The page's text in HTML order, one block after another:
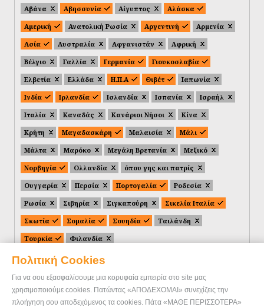
Πολιτική Cookies
Για να σου εξασφαλίσουμε μια κορυφαία εμπειρία στο site μας
χρησιμοποιούμε cookies. Πατώντας «ΑΠΟΔΕΧΟΜΑΙ» συνεχίζεις την
πλοήγηση σου αποδεχόμενος τα cookies. Πάτα «ΜΑΘΕ ΠΕΡΙΣΣΟΤΕΡΑ»
Αβάνα Αβησσυνία Αίγυπτος
Αλάσκα
Αμερική
Ανατολική Ρωσία Αργεντινή
Αρμενία
Ασία
Αυστραλία Αφγανιστάν
Αφρική
Βέλγιο
Γαλλία Γερμανία
Γιουκοσλαβία
Ελβετία
Ελλάδα Η.Π.Α Θιβέτ
Ιαπωνία
Ινδία
Ιρλανδία Ισλανδία Ισπανία
Ισραήλ
Ιταλία
Καναδάς Κανάριοι Νήσοι
Κίνα
Κρήτη
Μαγαδασκάρη Μαλαισία
Μάλι
Μάλτα
Μαρόκο Μεγάλη Βρετανία
Μεξικό
Νορβηγία
Ολλανδία
όπου γης και πατρίς
Ουγγαρία
Περσία Πορτογαλία
Ροδεσία
Ρωσία
Σιβηρία Σιγκαπούρη
Σικελία Ιταλία
Σκωτία
Σομαλία Σουηδία
Ταιλάνδη
Τουρκία
Φιλανδία